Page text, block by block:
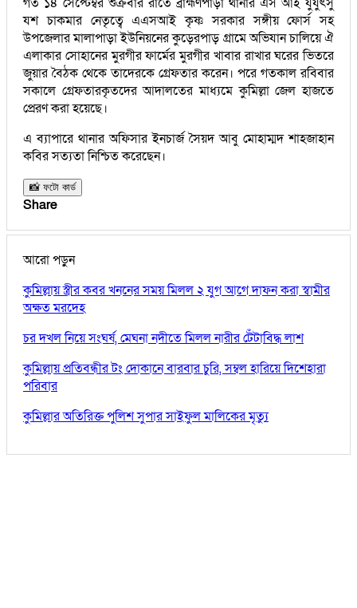
যশ চাকমার নেতৃত্বে এএসআই কৃষ্ণ সরকার সঙ্গীয় ফোর্স সহ
উপজেলার মালাপাড়া ইউনিয়নের কুড়েরপাড় গ্রামে অভিযান চালিয়ে ঐ
এলাকার সোহানের মুরগীর ফার্মের মুরগীর খাবার রাখার ঘরের ভিতরে
জুয়ার বৈঠক থেকে তাদেরকে গ্রেফতার করেন। পরে গতকাল রবিবার
সকালে গ্রেফতারকৃতদের আদালতের মাধ্যমে কুমিল্লা জেল হাজতে
প্রেরণ করা হয়েছে।
এ ব্যাপারে থানার অফিসার ইনচার্জ সৈয়দ আবু মোহাম্মদ শাহজাহান
কবির সত্যতা নিশ্চিত করেছেন।
📸 ফটো কার্ড
Share
আরো পড়ুন
কুমিল্লায় স্ত্রীর কবর খননের সময় মিলল ২ যুগ আগে দাফন করা স্বামীর
অক্ষত মরদেহ
চর দখল নিয়ে সংঘর্ষ, মেঘনা নদীতে মিলল নারীর টেঁটাবিদ্ধ লাশ
কুমিল্লায় প্রতিবন্ধীর টং দোকানে বারবার চুরি, সম্বল হারিয়ে দিশেহারা
পরিবার
কুমিল্লার অতিরিক্ত পুলিশ সুপার সাইফুল মালিকের মৃত্যু